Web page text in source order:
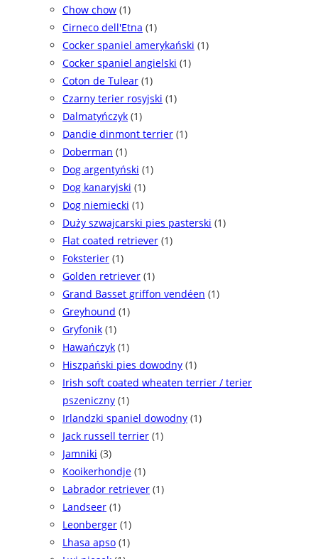
Chow chow (1)
Cirneco dell'Etna (1)
Cocker spaniel amerykański (1)
Cocker spaniel angielski (1)
Coton de Tulear (1)
Czarny terier rosyjski (1)
Dalmatyńczyk (1)
Dandie dinmont terrier (1)
Doberman (1)
Dog argentyński (1)
Dog kanaryjski (1)
Dog niemiecki (1)
Duży szwajcarski pies pasterski (1)
Flat coated retriever (1)
Foksterier (1)
Golden retriever (1)
Grand Basset griffon vendéen (1)
Greyhound (1)
Gryfonik (1)
Hawańczyk (1)
Hiszpański pies dowodny (1)
Irish soft coated wheaten terrier / terier
pszeniczny (1)
Irlandzki spaniel dowodny (1)
Jack russell terrier (1)
Jamniki (3)
Kooikerhondje (1)
Labrador retriever (1)
Landseer (1)
Leonberger (1)
Lhasa apso (1)